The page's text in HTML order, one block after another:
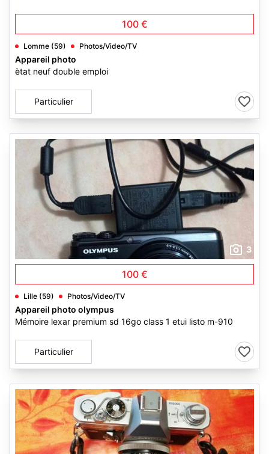
100 €
Lomme (59) Photos/Video/TV
Appareil photo
ètat neuf double emploi
Particulier
3
100 €
Lille (59) Photos/Video/TV
Appareil photo olympus
Mémoire lexar premium sd 16go class 1 etui listo m-910
Particulier